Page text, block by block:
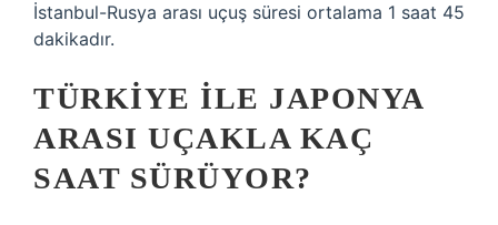
İstanbul-Rusya arası uçuş süresi ortalama 1 saat 45
dakikadır.
TÜRKIYE ILE JAPONYA
ARASI UÇAKLA KAÇ
SAAT SÜRÜYOR?